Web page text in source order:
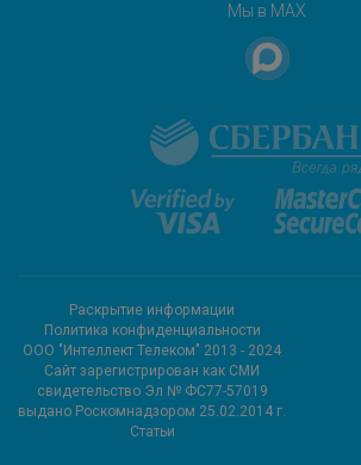
Мы в MAX
Раскрытие информации
Политика конфиденциальности
ООО "Интеллект Телеком" 2013 - 2024
Cайт зарегистрирован как СМИ
свидетельство Эл № ФС77-57019
выдано Роскомнадзором 25.02.2014 г.
Статьи